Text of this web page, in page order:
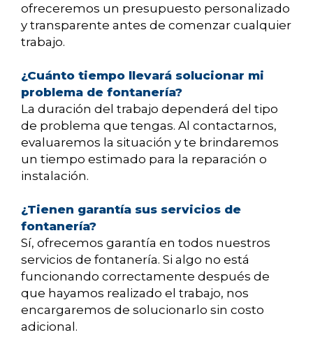
ofreceremos un presupuesto personalizado
y transparente antes de comenzar cualquier
trabajo.
¿Cuánto tiempo llevará solucionar mi
problema de fontanería?
La duración del trabajo dependerá del tipo
de problema que tengas. Al contactarnos,
evaluaremos la situación y te brindaremos
un tiempo estimado para la reparación o
instalación.
¿Tienen garantía sus servicios de
fontanería?
Sí, ofrecemos garantía en todos nuestros
servicios de fontanería. Si algo no está
funcionando correctamente después de
que hayamos realizado el trabajo, nos
encargaremos de solucionarlo sin costo
adicional.